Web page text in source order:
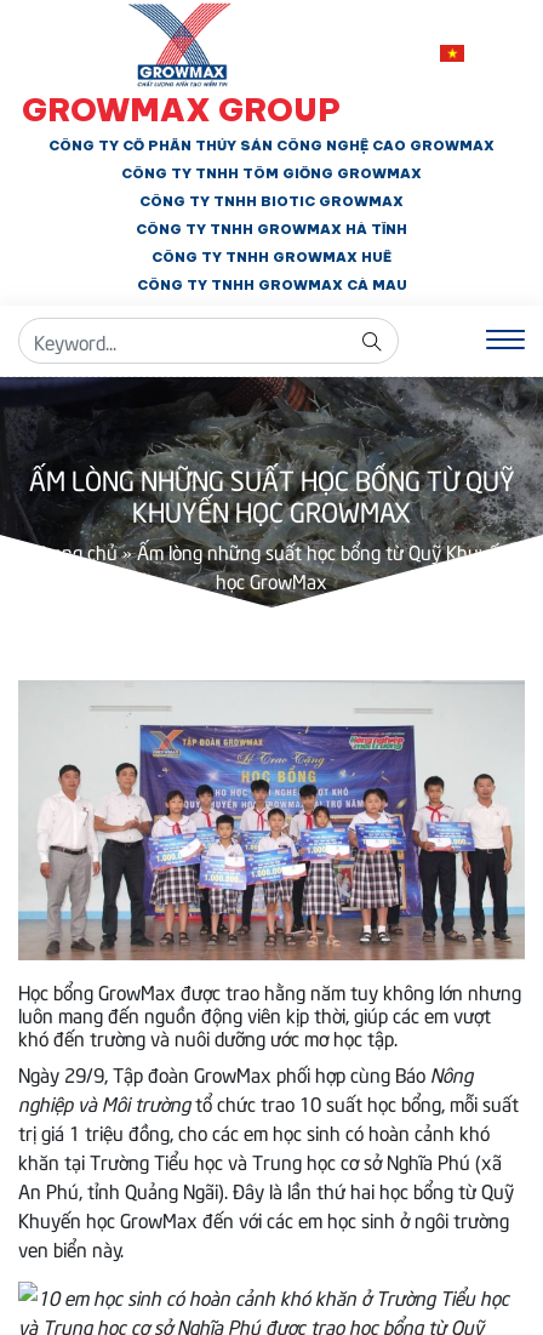
GROWMAX GROUP
CÔNG TY CỔ PHẦN THỦY SẢN CÔNG NGHỆ CAO GROWMAX
CÔNG TY TNHH TÔM GIỐNG GROWMAX
CÔNG TY TNHH BIOTIC GROWMAX
CÔNG TY TNHH GROWMAX HÀ TĨNH
CÔNG TY TNHH GROWMAX HUẾ
CÔNG TY TNHH GROWMAX CÀ MAU
ẤM LÒNG NHỮNG SUẤT HỌC BỔNG TỪ QUỸ
KHUYẾN HỌC GROWMAX
Trang chủ»Ấm lòng những suất học bổng từ Quỹ Khuyến
học GrowMax
Học bổng GrowMax được trao hằng năm tuy không lớn nhưng
luôn mang đến nguồn động viên kịp thời, giúp các em vượt
khó đến trường và nuôi dưỡng ước mơ học tập.
Ngày 29/9, Tập đoàn GrowMax phối hợp cùng Báo Nông
nghiệp và Môi trườngtổ chức trao 10 suất học bổng, mỗi suất
trị giá 1 triệu đồng, cho các em học sinh có hoàn cảnh khó
khăn tại Trường Tiểu học và Trung học cơ sở Nghĩa Phú (xã
An Phú, tỉnh Quảng Ngãi). Đây là lần thứ hai học bổng từ Quỹ
Khuyến học GrowMax đến với các em học sinh ở ngôi trường
ven biển này.